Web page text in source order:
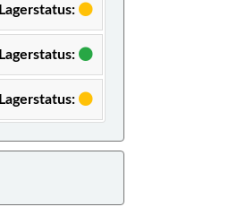
Lagerstatus:
Lagerstatus:
Lagerstatus: